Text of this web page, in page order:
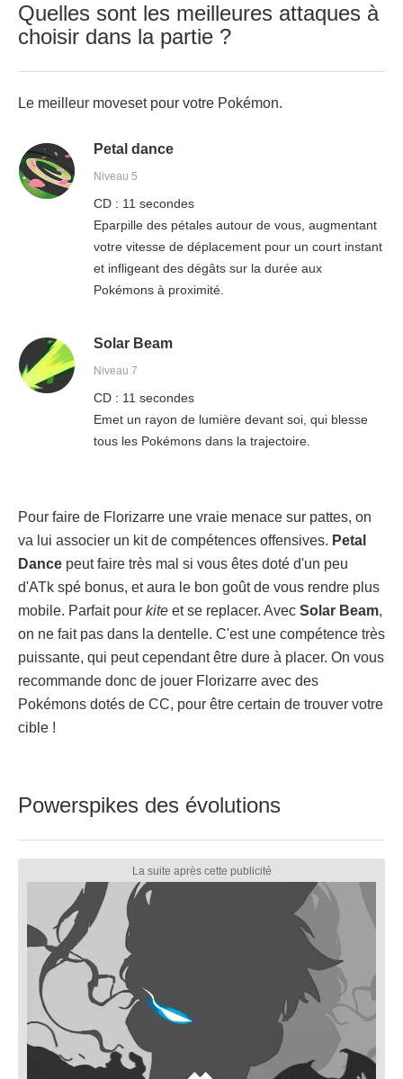
Quelles sont les meilleures attaques à
choisir dans la partie ?
Le meilleur moveset pour votre Pokémon.
Petal dance
Niveau 5
CD : 11 secondes
Eparpille des pétales autour de vous, augmentant
votre vitesse de déplacement pour un court instant
et infligeant des dégâts sur la durée aux
Pokémons à proximité.
Solar Beam
Niveau 7
CD : 11 secondes
Emet un rayon de lumière devant soi, qui blesse
tous les Pokémons dans la trajectoire.
Pour faire de Florizarre une vraie menace sur pattes, on
va lui associer un kit de compétences offensives. Petal
Dance peut faire très mal si vous êtes doté d'un peu
d'ATk spé bonus, et aura le bon goût de vous rendre plus
mobile. Parfait pour kite et se replacer. Avec Solar Beam,
on ne fait pas dans la dentelle. C'est une compétence très
puissante, qui peut cependant être dure à placer. On vous
recommande donc de jouer Florizarre avec des
Pokémons dotés de CC, pour être certain de trouver votre
cible !
Powerspikes des évolutions